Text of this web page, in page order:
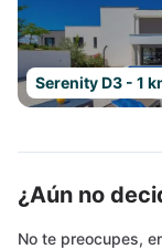
Serenity D3 - 1
¿Aún no
No te preocupes,